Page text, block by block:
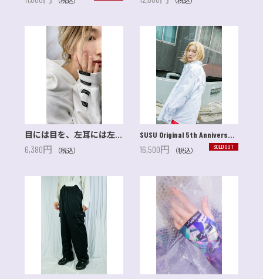
目には目を、左耳には左耳ピアス
6,380円 （税込）
SUSU Original 5th Anniversary 2XL flannel white shirt
16,500円 （税込） SOLD OUT